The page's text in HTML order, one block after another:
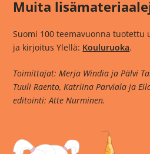
Muita
Suomi 100 teemavuonna tuotettu
ja kirjoitus Ylellä: Kouluruoka.
Toimittajat: Merja Windia ja Pälvi
Tuuli Raento, Katriina Parviala ja
editointi: Atte Nurminen.